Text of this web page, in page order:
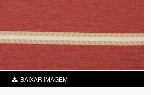
BAIXAR IMAGEM